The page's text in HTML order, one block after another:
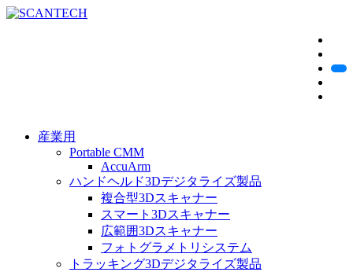
産業用
Portable CMM
AccuArm
ハンドヘルド3Dデジタライズ製品
複合型3Dスキャナー
スマート3Dスキャナー
広範囲3Dスキャナー
フォトグラメトリシステム
トラッキング3Dデジタライズ製品